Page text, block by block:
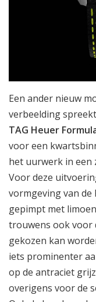
Een ander nieuw
verbeelding
TAG Heuer
voor een
het uurwerk in een
Voor deze
vormgeving van de
gepimpt met
trouwens ook voor
gekozen kan
iets prominenter
op de antraciet
overigens voor de